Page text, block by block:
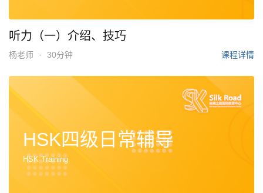
听力（一）介绍、技巧
杨老师 · 30分钟 课程详情
HSK四级日常辅导
HSK Training